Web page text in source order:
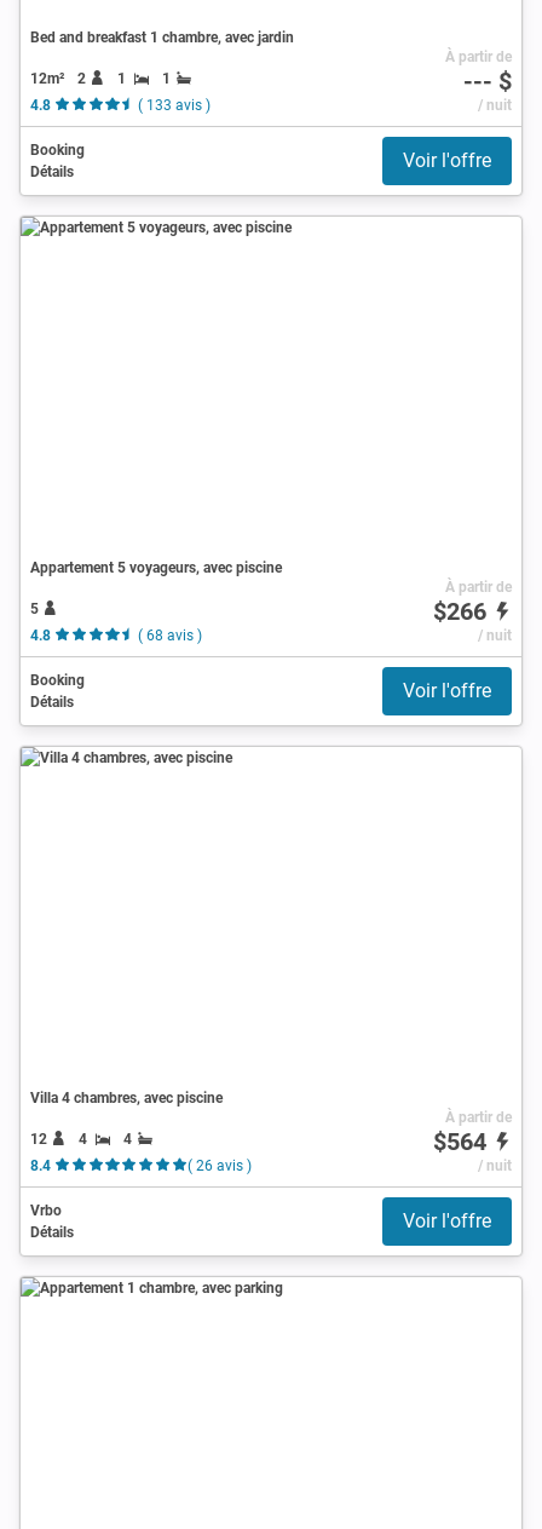
Bed and breakfast 1 chambre, avec jardin
12m² 2 1
1
4.8
( 133 avis )
À partir de
--- $
/ nuit
Booking
Détails
Voir l'offre
Appartement 5 voyageurs, avec piscine
5
4.8
( 68 avis )
À partir de
$266
/ nuit
Booking
Détails
Voir l'offre
Villa 4 chambres, avec piscine
12 4
4
8.4
( 26 avis )
À partir de
$564
/ nuit
Vrbo
Détails
Voir l'offre